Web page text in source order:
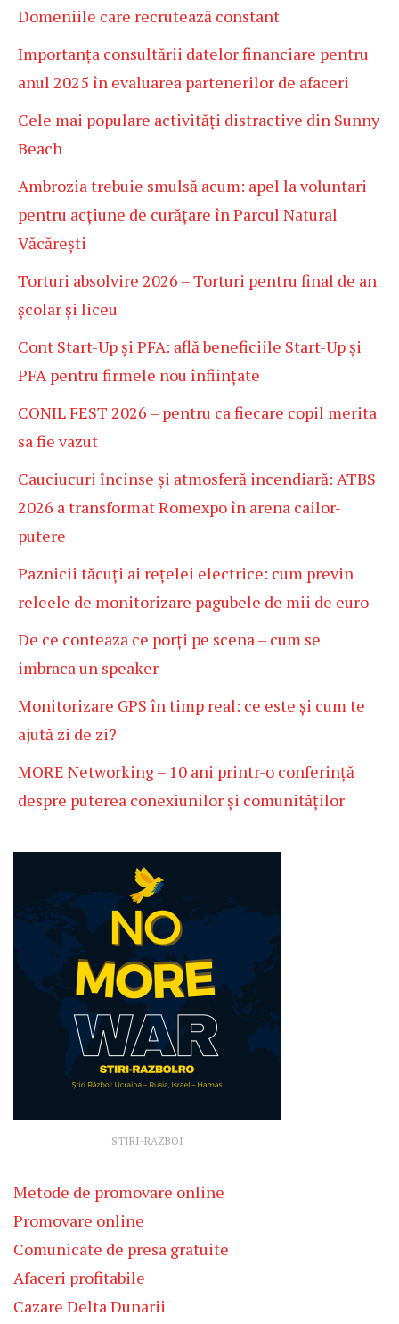
Domeniile care recrutează constant
Importanța consultării datelor financiare pentru
anul 2025 în evaluarea partenerilor de afaceri
Cele mai populare activități distractive din Sunny
Beach
Ambrozia trebuie smulsă acum: apel la voluntari
pentru acțiune de curățare în Parcul Natural
Văcărești
Torturi absolvire 2026 – Torturi pentru final de an
școlar și liceu
Cont Start-Up și PFA: află beneficiile Start-Up și
PFA pentru firmele nou înființate
CONIL FEST 2026 – pentru ca fiecare copil merita
sa fie vazut
Cauciucuri încinse și atmosferă incendiară: ATBS
2026 a transformat Romexpo în arena cailor-
putere
Paznicii tăcuți ai rețelei electrice: cum previn
releele de monitorizare pagubele de mii de euro
De ce conteaza ce porți pe scena – cum se
imbraca un speaker
Monitorizare GPS în timp real: ce este și cum te
ajută zi de zi?
MORE Networking – 10 ani printr-o conferință
despre puterea conexiunilor și comunităților
STIRI-RAZBOI
Metode de promovare online
Promovare online
Comunicate de presa gratuite
Afaceri profitabile
Cazare Delta Dunarii